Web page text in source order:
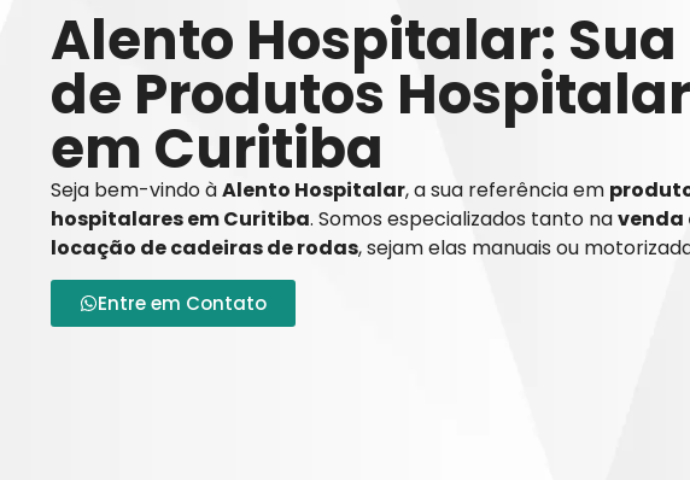
Alento Hospitalar: Sua
de Produtos
em Curitiba
Seja bem-vindo àAlento Hospitalar, a sua referência em
hospitalares em Curitiba. Somos especializados tanto navenda
locação de cadeiras de rodas, sejam elas manuais ou
Entre em Contato